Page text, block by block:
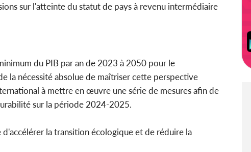
sur l'atteinte du statut de pays à revenu intermédiaire
du PIB par an de 2023 à 2050 pour le
la nécessité absolue de maîtriser cette perspective
à mettre en œuvre une série de mesures afin de
sur la période 2024-2025.
la transition écologique et de réduire la